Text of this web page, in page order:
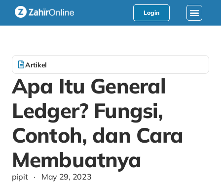
Login
Artikel
Apa Itu General
Ledger? Fungsi,
Contoh, dan Cara
Membuatnya
pipit · May 29, 2023